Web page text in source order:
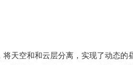
天空和和云层分离，实现了动态的